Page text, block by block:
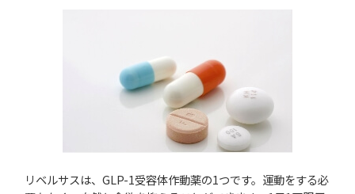
リベルサスは、GLP-1受容体作動薬の1つです。運動をする必